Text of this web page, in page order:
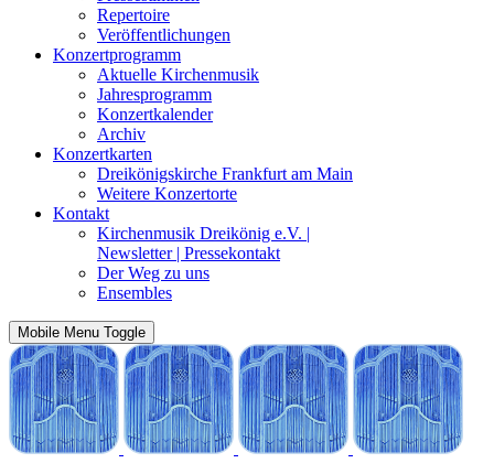
Repertoire
Veröffentlichungen
Konzertprogramm
Aktuelle Kirchenmusik
Jahresprogramm
Konzertkalender
Archiv
Konzertkarten
Dreikönigskirche Frankfurt am Main
Weitere Konzertorte
Kontakt
Kirchenmusik Dreikönig e.V. |
Newsletter | Pressekontakt
Der Weg zu uns
Ensembles
Mobile Menu Toggle